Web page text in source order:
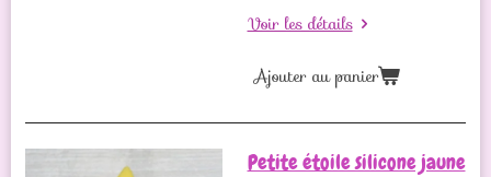
Voir les détails
Ajouter au panier
Petite étoile silicone jaune